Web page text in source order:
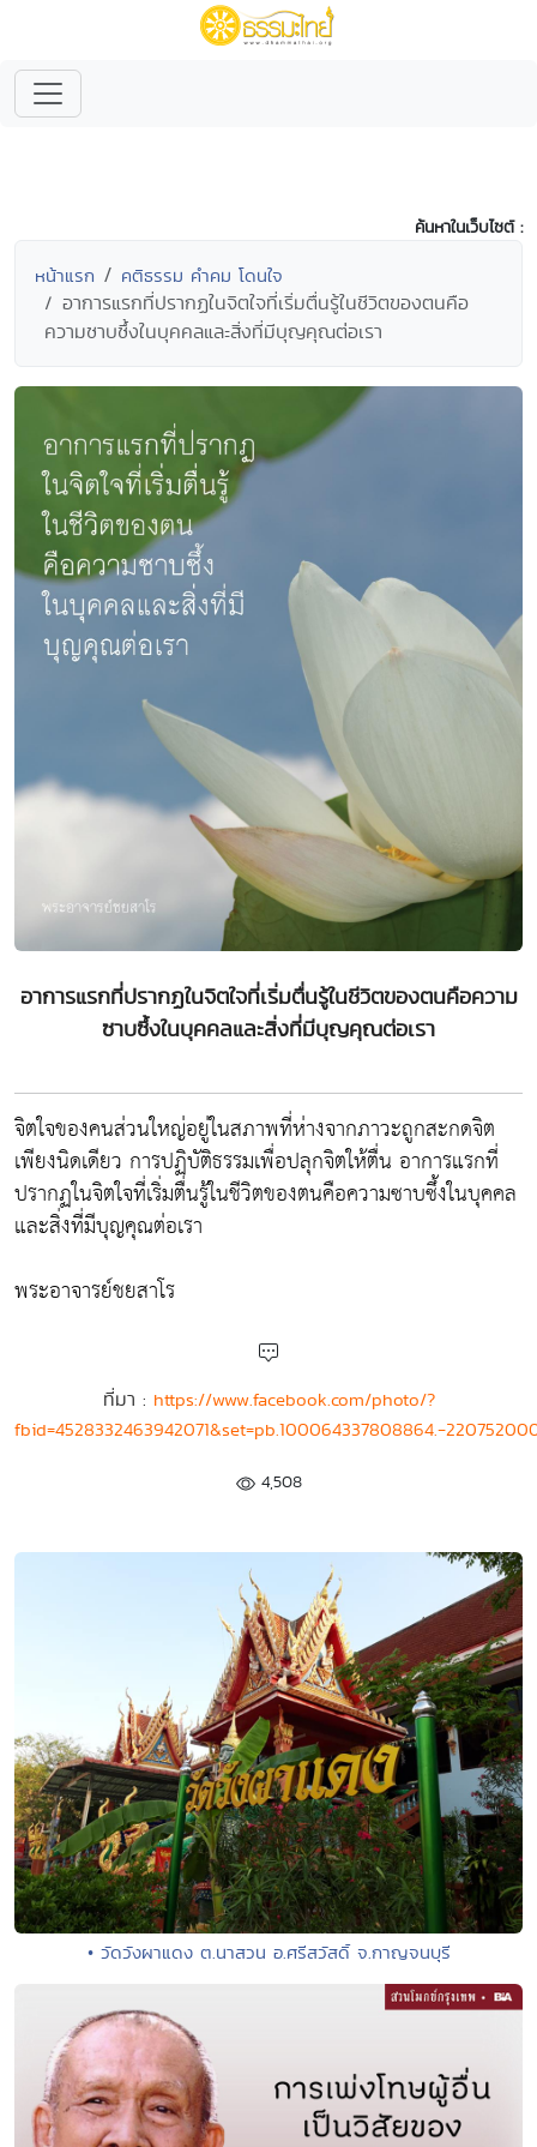
ค้นหาในเว็บไซต์ :
หน้าแรก คติธรรม คำคม โดนใจ
อาการแรกที่ปรากฏในจิตใจที่เริ่มตื่นรู้ในชีวิตของตนคือ
ความซาบซึ้งในบุคคลและสิ่งที่มีบุญคุณต่อเรา
อาการแรกที่ปรากฏในจิตใจที่เริ่มตื่นรู้ในชีวิตของตนคือความ
ซาบซึ้งในบุคคลและสิ่งที่มีบุญคุณต่อเรา
จิตใจของคนส่วนใหญ่อยู่ในสภาพที่ห่างจากภาวะถูกสะกดจิต
เพียงนิดเดียว การปฏิบัติธรรมเพื่อปลุกจิตให้ตื่น อาการแรกที่
ปรากฏในจิตใจที่เริ่มตื่นรู้ในชีวิตของตนคือความซาบซึ้งในบุคคล
และสิ่งที่มีบุญคุณต่อเรา
พระอาจารย์ชยสาโร
ที่มา : https://www.facebook.com/photo/?
fbid=4528332463942071&set=pb.100064337808864.-
4,508
• วัดวังผาแดง ต.นาสวน อ.ศรีสวัสดิ์ จ.กาญจนบุรี